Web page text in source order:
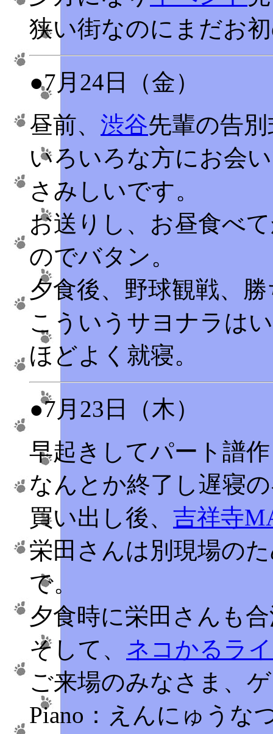
狭い街なのにまだお
●7月24日（金）
昼前、 渋谷先輩の告
いろいろな方にお会
さみしいです。
お送りし、お昼食べ
のでバタン。
夕食後、野球観戦、
こういうサヨナラは
ほどよく就寝。
●7月23日（木）
早起きしてパート譜
なんとか終了し遅寝
買い出し後、 吉祥寺
栄田さんは別現場の
で。
夕食時に栄田さんも
そして、 ネコかるラ
ご来場のみなさま、
Piano：えんにゅうな